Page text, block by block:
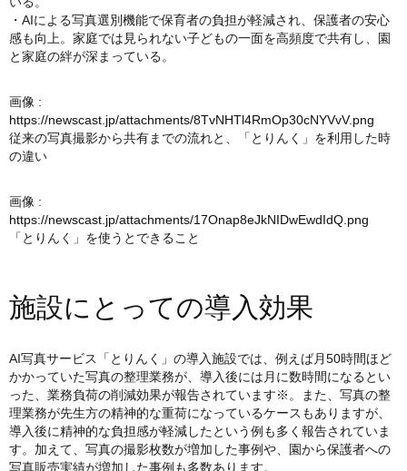
・AIによる写真選別機能で保育者の負担が軽減され、保護者の安心
感も向上。家庭では見られない子どもの一面を高頻度で共有し、園
と家庭の絆が深まっている。
画像 :
https://newscast.jp/attachments/8TvNHTl4RmOp30cNYVvV.png
従来の写真撮影から共有までの流れと、「とりんく」を利用した時
の違い
画像 :
https://newscast.jp/attachments/17Onap8eJkNIDwEwdIdQ.png
「とりんく」を使うとできること
施設にとっての導入効果
AI写真サービス「とりんく」の導入施設では、例えば月50時間ほど
かかっていた写真の整理業務が、導入後には月に数時間になるとい
った、業務負荷の削減効果が報告されています※。また、写真の整
理業務が先生方の精神的な重荷になっているケースもありますが、
導入後に精神的な負担感が軽減したという例も多く報告されていま
す。加えて、写真の撮影枚数が増加した事例や、園から保護者への
写真販売実績が増加した事例も多数あります。